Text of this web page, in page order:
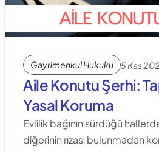
Gayrimenkul Hukuku 5 Kas
Aile Konutu Şerhi:
Yasal Koruma
Evlilik bağının sürdüğü
diğerinin rızası bulunmadan